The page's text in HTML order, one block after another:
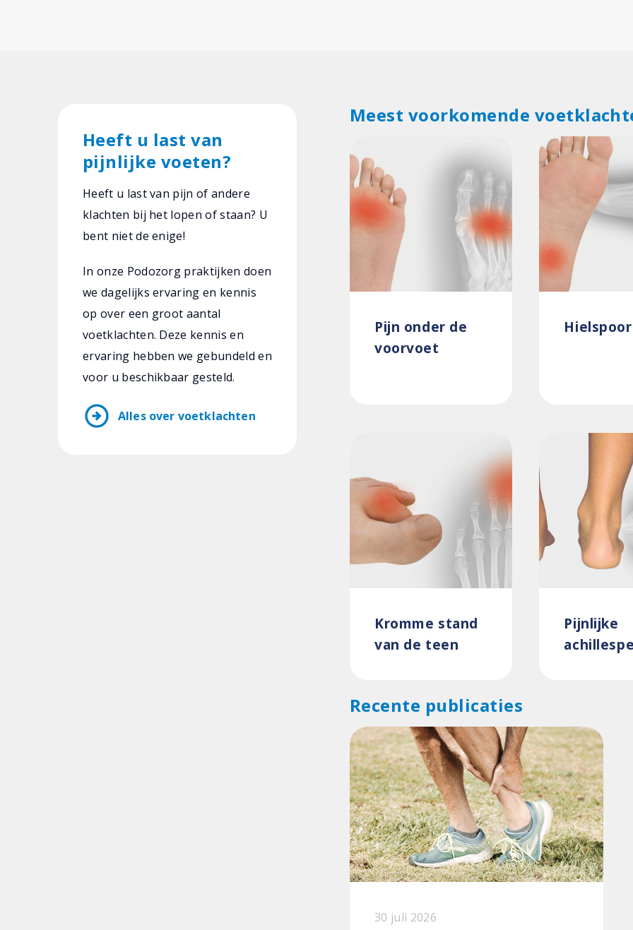
Heeft u last van
pijnlijke voeten?
Heeft u last van pijn of andere
klachten bij het lopen of staan? U
bent niet de enige!
In onze Podozorg praktijken doen
we dagelijks ervaring en kennis
op over een groot aantal
voetklachten. Deze kennis en
ervaring hebben we gebundeld en
voor u beschikbaar gesteld.
arrow_circle_right Alles over voetklachten
Meest voorkomende
Pijn onder de
voorvoet
Hielspoor
Kromme stand
van de teen
Pijnlijke
Recente publicaties
30 juli 2026